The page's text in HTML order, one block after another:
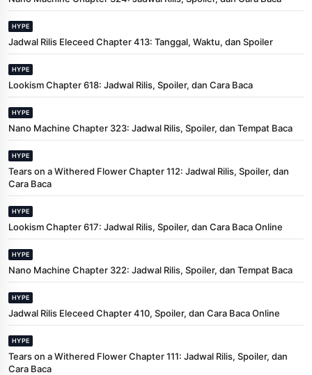
HYPE
Jadwal Rilis Eleceed Chapter 413: Tanggal, Waktu, dan Spoiler
HYPE
Lookism Chapter 618: Jadwal Rilis, Spoiler, dan Cara Baca
HYPE
Nano Machine Chapter 323: Jadwal Rilis, Spoiler, dan Tempat Baca
HYPE
Tears on a Withered Flower Chapter 112: Jadwal Rilis, Spoiler, dan
Cara Baca
HYPE
Lookism Chapter 617: Jadwal Rilis, Spoiler, dan Cara Baca Online
HYPE
Nano Machine Chapter 322: Jadwal Rilis, Spoiler, dan Tempat Baca
HYPE
Jadwal Rilis Eleceed Chapter 410, Spoiler, dan Cara Baca Online
HYPE
Tears on a Withered Flower Chapter 111: Jadwal Rilis, Spoiler, dan
Cara Baca